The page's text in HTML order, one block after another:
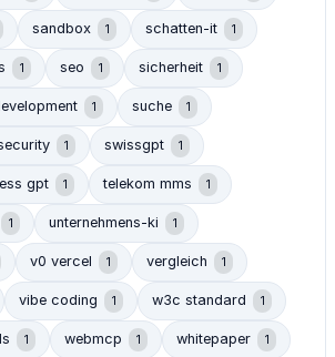
sandbox 1 schatten-it 1
1 seo 1 sicherheit 1
1 suche 1
1 swissgpt 1
gpt 1 telekom mms 1
1 unternehmens-ki 1
v0 vercel 1 vergleich 1
vibe coding 1 w3c standard 1
1 webmcp 1 whitepaper 1